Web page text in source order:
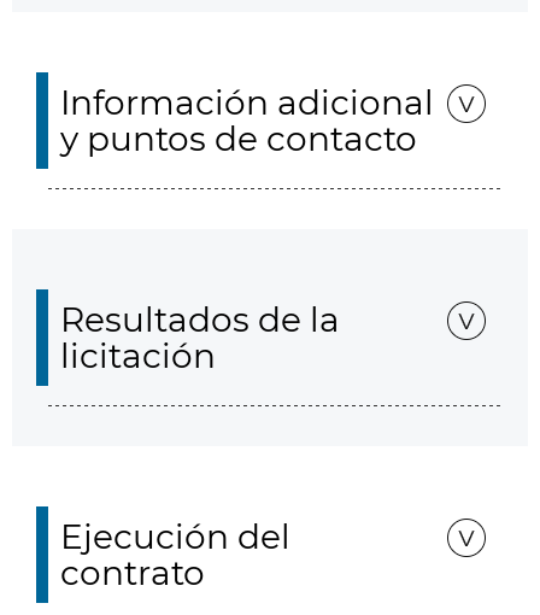
Información adicional
y puntos de contacto
Resultados de la
licitación
Ejecución del
contrato